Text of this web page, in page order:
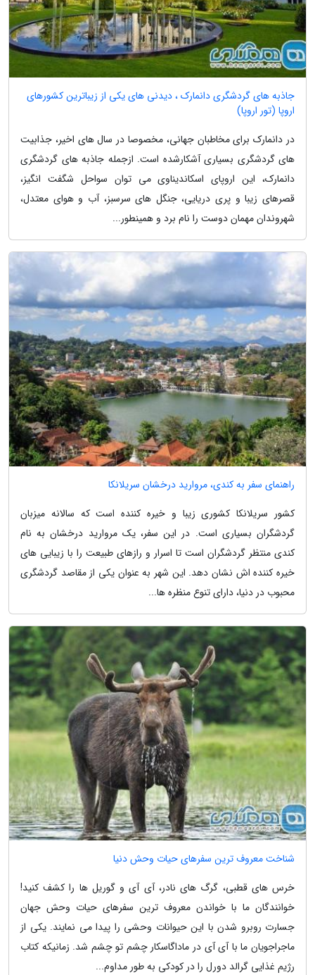
جاذبه های گردشگری دانمارک ، دیدنی های یکی از زیباترین کشورهای
اروپا (تور اروپا)
در دانمارک برای مخاطبان جهانی، مخصوصا در سال های اخیر، جذابیت
های گردشگری بسیاری آشکارشده است. ازجمله جاذبه های گردشگری
دانمارک، این اروپای اسکاندیناوی می توان سواحل شگفت انگیز،
قصرهای زیبا و پری دریایی، جنگل های سرسبز، آب و هوای معتدل،
شهروندان مهمان دوست را نام برد و همینطور...
راهنمای سفر به کندی، مروارید درخشان سریلانکا
کشور سریلانکا کشوری زیبا و خیره کننده است که سالانه میزبان
گردشگران بسیاری است. در این سفر، یک مروارید درخشان به نام
کندی منتظر گردشگران است تا اسرار و رازهای طبیعت را با زیبایی های
خیره کننده اش نشان دهد. این شهر به عنوان یکی از مقاصد گردشگری
محبوب در دنیا، دارای تنوع منظره ها...
شناخت معروف ترین سفرهای حیات وحش دنیا
خرس های قطبی، گرگ های نادر، آی آی و گوریل ها را کشف کنید!
خوانندگان ما با خواندن معروف ترین سفرهای حیات وحش جهان
جسارت روبرو شدن با این حیوانات وحشی را پیدا می نمایند. یکی از
ماجراجویان ما با آی آی در ماداگاسکار چشم تو چشم شد. زمانیکه کتاب
رژیم غذایی گرالد دورل را در کودکی به طور مداوم...